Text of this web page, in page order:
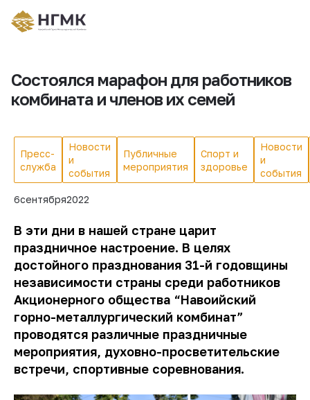
Состоялся марафон для работников
комбината и членов их семей
Пресс-
служба
Новости
и
события
Публичные
мероприятия
Спорт и
здоровье
Новости
и
события
6сентября2022
В эти дни в нашей стране царит
праздничное настроение. В целях
достойного празднования 31-й годовщины
независимости страны среди работников
Акционерного общества “Навоийский
горно-металлургический комбинат”
проводятся различные праздничные
мероприятия, духовно-просветительские
встречи, спортивные соревнования.